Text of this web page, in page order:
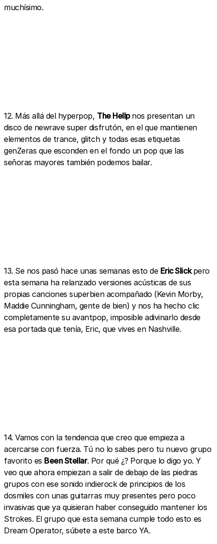
muchísimo.
12. Más allá del hyperpop, The Hellp nos presentan un
disco de newrave super disfrutón, en el que mantienen
elementos de trance, glitch y todas esas etiquetas
genZeras que esconden en el fondo un pop que las
señoras mayores también podemos bailar.
13. Se nos pasó hace unas semanas esto de Eric Slickpero
esta semana ha relanzado versiones acústicas de sus
propias canciones superbien acompañado (Kevin Morby,
Maddie Cunningham, gente de bien) y nos ha hecho clic
completamente su avantpop, imposible adivinarlo desde
esa portada que tenía, Eric, que vives en Nashville.
14. Vamos con la tendencia que creo que empieza a
acercarse con fuerza. Tú no lo sabes pero tu nuevo grupo
favorito es Been Stellar. Por qué ¿? Porque lo digo yo. Y
veo que ahora empiezan a salir de debajo de las piedras
grupos con ese sonido indierock de principios de los
dosmiles con unas guitarras muy presentes pero poco
invasivas que ya quisieran haber conseguido mantener los
Strokes. El grupo que esta semana cumple todo esto es
Dream Operator, súbete a este barco YA.